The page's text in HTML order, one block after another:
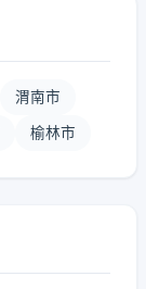
渭南市
榆林市